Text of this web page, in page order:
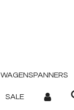
WAGENSPANNERS
SALE